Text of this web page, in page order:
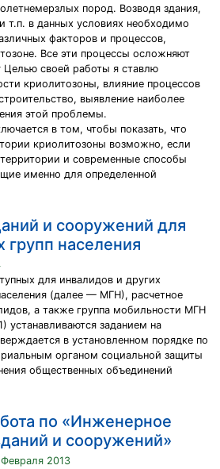
пород. Возводя здания,
т.п. в данных условиях необходимо
факторов и процессов,
Все эти процессы осложняют
Целью своей работы я ставлю
криолитозоны, влияние процессов
выявление наиболее
этой проблемы.
в том, чтобы показать, что
криолитозоны возможно, если
и современные способы
именно для определенной
и сооружений для
населения
для инвалидов и других
(далее — МГН), расчетное
а также группа мобильности МГН
устанавливаются заданием на
в установленном порядке по
органом социальной защиты
общественных объединений
по «Инженерное
и сооружений»
2013